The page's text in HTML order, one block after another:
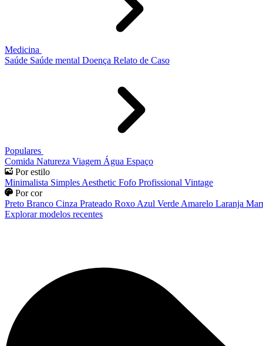
Medicina
Saúde Saúde mental Doença Relato de Caso
Populares
Comida Natureza Viagem Água Espaço
Por estilo
Minimalista Simples Aesthetic Fofo Profissional Vintage
Por cor
Preto Branco Cinza Prateado Roxo Azul Verde Amarelo Laranja
Explorar modelos recentes